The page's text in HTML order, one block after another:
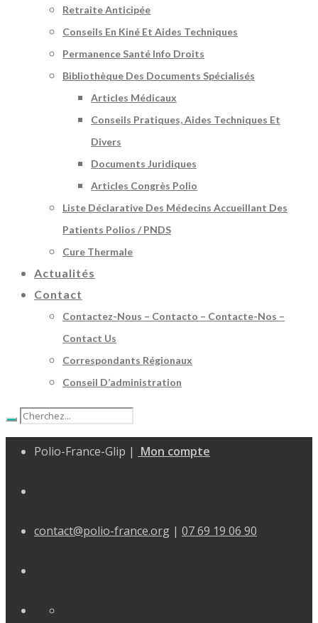
Retraite Anticipée
Conseils En Kiné Et Aides Techniques
Permanence Santé Info Droits
Bibliothèque Des Documents Spécialisés
Articles Médicaux
Conseils Pratiques, Aides Techniques Et
Divers
Documents Juridiques
Articles Congrès Polio
Liste Déclarative Des Médecins Accueillant Des
Patients Polios / PNDS
Cure Thermale
Actualités
Contact
Contactez-Nous – Contacto – Contacte-Nos –
Contact Us
Correspondants Régionaux
Conseil D’administration
Polio-France-Glip | Mon compte
contact@polio-france.org | 07 69 19 06 90